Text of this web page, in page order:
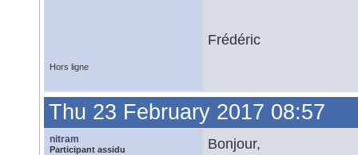
Frédéric
Hors ligne
Thu 23 February 2017 08:57
nitram
Participant assidu
Bonjour,